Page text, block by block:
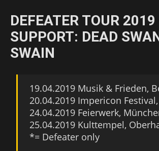
DEFEATER TOUR
SUPPORT: DEAD
SWAIN
19.04.2019 Musik & Frieden,
20.04.2019 Impericon
24.04.2019 Feierwerk,
25.04.2019 Kulttempel,
*= Defeater only
Mit dem Laden des Videos